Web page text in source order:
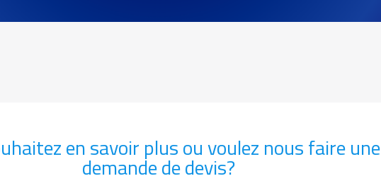
en savoir plus ou voulez nous faire une
demande de devis?